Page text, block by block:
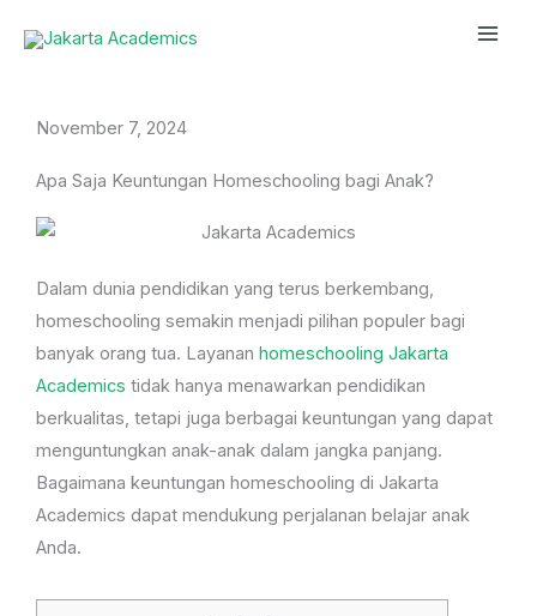
Main
November 7, 2024
Apa Saja Keuntungan Homeschooling bagi Anak?
Dalam dunia pendidikan yang terus berkembang,
homeschooling semakin menjadi pilihan populer bagi
banyak orang tua. Layanan homeschooling Jakarta
Academics tidak hanya menawarkan pendidikan
berkualitas, tetapi juga berbagai keuntungan yang dapat
menguntungkan anak-anak dalam jangka panjang.
Bagaimana keuntungan homeschooling di Jakarta
Academics dapat mendukung perjalanan belajar anak
Anda.